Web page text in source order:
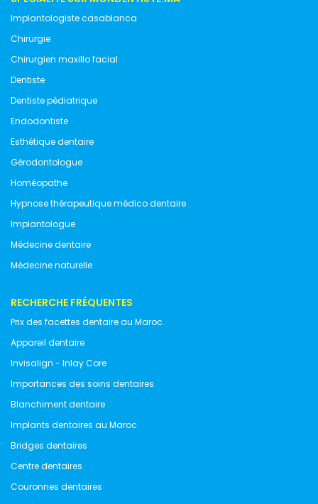
Implantologiste casablanca
Chirurgie
Chirurgien maxillo facial
Dentiste
Dentiste pédiatrique
Endodontiste
Esthétique dentaire
Gérodontologue
Homéopathe
Hypnose thérapeutique médico dentaire
Implantologue
Médecine dentaire
Médecine naturelle
RECHERCHE FRÉQUENTES
Prix des facettes dentaire au Maroc.
Appareil dentaire
Invisalign - Inlay Core
Importances des soins dentaires
Blanchiment dentaire
Implants dentaires au Maroc
Bridges dentaires
Centre dentaires
Couronnes dentaires